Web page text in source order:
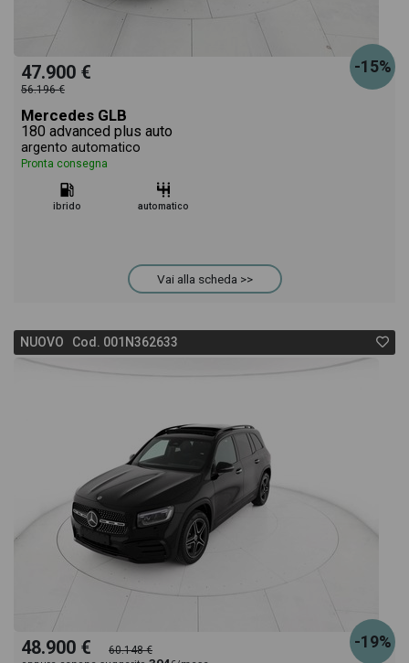
-15%
47.900 €
56.196 €
Mercedes GLB
180 advanced plus auto
argento automatico
Pronta consegna
ibrido automatico
Vai alla scheda >>
NUOVO Cod. 001N362633
-19%
48.900 € 60.148 €